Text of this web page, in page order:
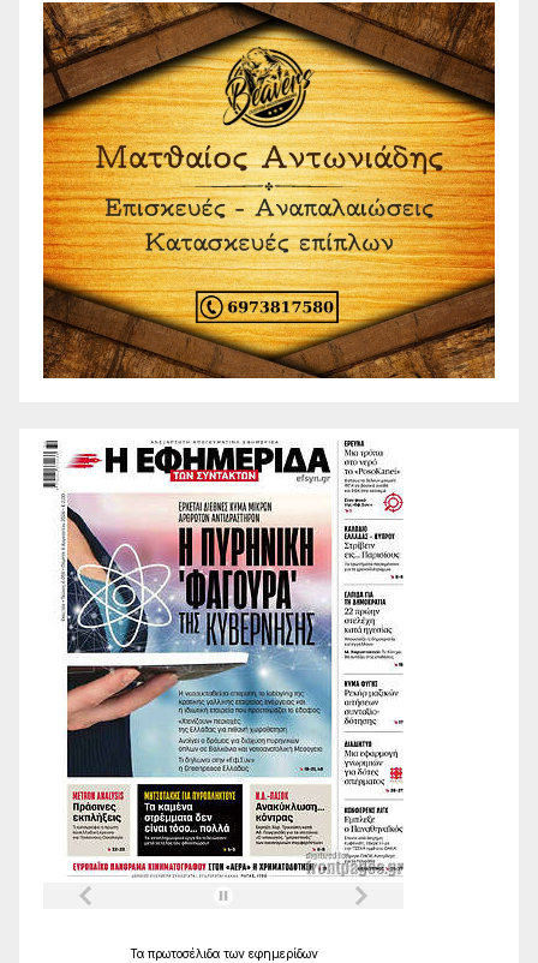
Τα πρωτοσέλιδα των εφημερίδων